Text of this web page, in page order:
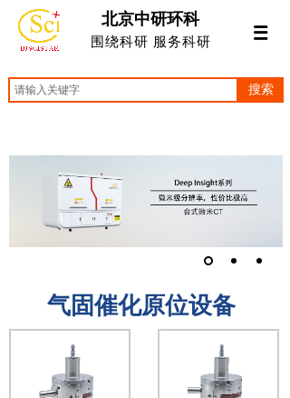
北京中研环科
围绕科研 服务科研
搜索
气固催化原位设备